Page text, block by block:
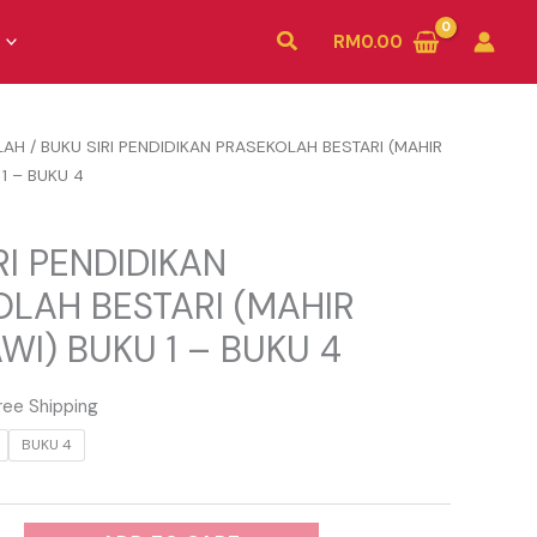
SearchRM0.00
/ BUKU SIRI PENDIDIKAN PRASEKOLAH BESTARI (MAHIR
– BUKU 4
PENDIDIKAN
BESTARI (MAHIR
BUKU 1 – BUKU 4
Shipping
BUKU 4